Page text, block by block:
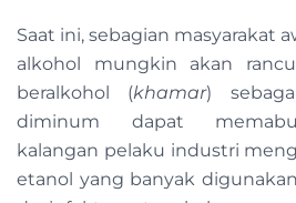
Saat ini, sebagian masyarakat
alkohol mungkin akan
beralkohol (khamar)
diminum dapat
kalangan pelaku industri
etanol yang banyak